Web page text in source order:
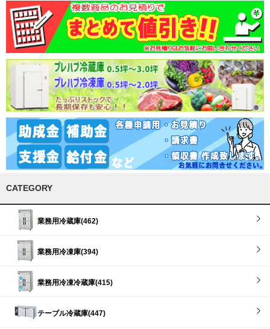
CATEGORY
業務用冷蔵庫(462)
業務用冷凍庫(394)
業務用冷凍冷蔵庫(415)
テーブル冷蔵庫(447)